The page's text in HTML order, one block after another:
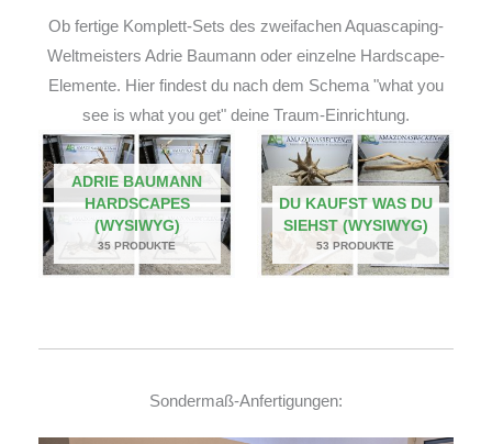
Ob fertige Komplett-Sets des zweifachen Aquascaping-
Weltmeisters Adrie Baumann oder einzelne Hardscape-
Elemente. Hier findest du nach dem Schema "what you
see is what you get" deine Traum-Einrichtung.
ADRIE BAUMANN
HARDSCAPES
(WYSIWYG)
35 PRODUKTE
DU KAUFST WAS DU
SIEHST (WYSIWYG)
53 PRODUKTE
Sondermaß-Anfertigungen: